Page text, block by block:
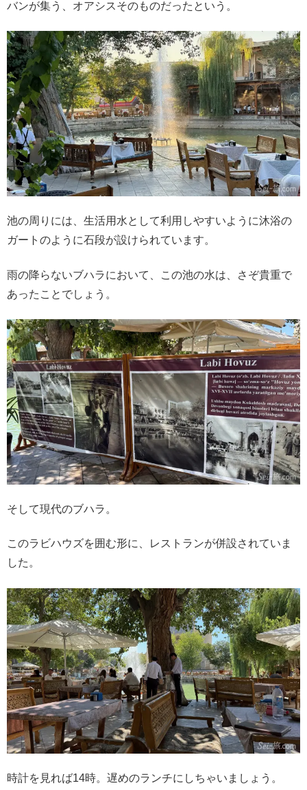
バンが集う、オアシスそのものだったという。
池の周りには、生活用水として利用しやすいように沐浴の
ガートのように石段が設けられています。
雨の降らないブハラにおいて、この池の水は、さぞ貴重で
あったことでしょう。
そして現代のブハラ。
このラビハウズを囲む形に、レストランが併設されていま
した。
時計を見れば14時。遅めのランチにしちゃいましょう。